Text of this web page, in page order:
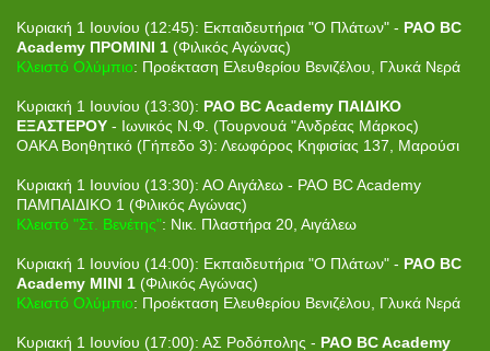
Κυριακή 1 Ιουνίου (12:45): Εκπαιδευτήρια "Ο Πλάτων" - PAO BC
Academy ΠΡΟΜΙΝΙ 1 (Φιλικός Αγώνας)
Κλειστό Ολύμπιο: Προέκταση Ελευθερίου Βενιζέλου, Γλυκά Νερά
Κυριακή 1 Ιουνίου (13:30): PAO BC Academy ΠΑΙΔΙΚΟ
ΕΞΑΣΤΕΡΟΥ - Ιωνικός Ν.Φ. (Τουρνουά "Ανδρέας Μάρκος)
ΟΑΚΑ Βοηθητικό (Γήπεδο 3): Λεωφόρος Κηφισίας 137, Μαρούσι
Κυριακή 1 Ιουνίου (13:30): ΑΟ Αιγάλεω - PAO BC Academy
ΠΑΜΠΑΙΔΙΚΟ 1 (Φιλικός Αγώνας)
Κλειστό "Στ. Βενέτης": Νικ. Πλαστήρα 20, Αιγάλεω
Κυριακή 1 Ιουνίου (14:00): Εκπαιδευτήρια "Ο Πλάτων" - PAO BC
Academy ΜΙΝΙ 1 (Φιλικός Αγώνας)
Κλειστό Ολύμπιο: Προέκταση Ελευθερίου Βενιζέλου, Γλυκά Νερά
Κυριακή 1 Ιουνίου (17:00): ΑΣ Ροδόπολης - PAO BC Academy